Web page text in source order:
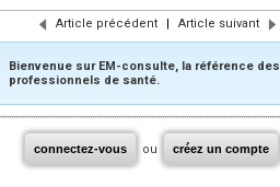
Article précédent | Article suivant
Bienvenue sur EM-consulte, la référence des
professionnels de santé.
connectez-vous ou créez un compte